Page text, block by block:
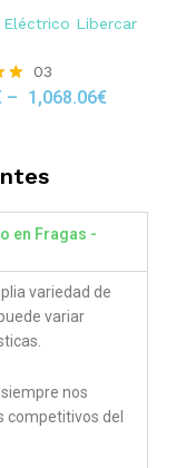
Libercar
03
– 1,068.06€
en Fragas -
variedad de
variar
nos
competitivos del